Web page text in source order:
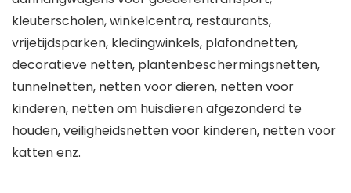
kleuterscholen, winkelcentra, restaurants,
vrijetijdsparken, kledingwinkels, plafondnetten,
decoratieve netten, plantenbeschermingsnetten,
tunnelnetten, netten voor dieren, netten voor
kinderen, netten om huisdieren afgezonderd te
houden, veiligheidsnetten voor kinderen, netten voor
katten enz.